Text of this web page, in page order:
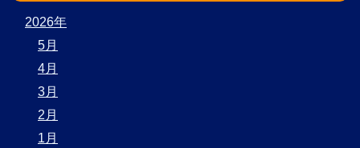
2026年
5月
4月
3月
2月
1月